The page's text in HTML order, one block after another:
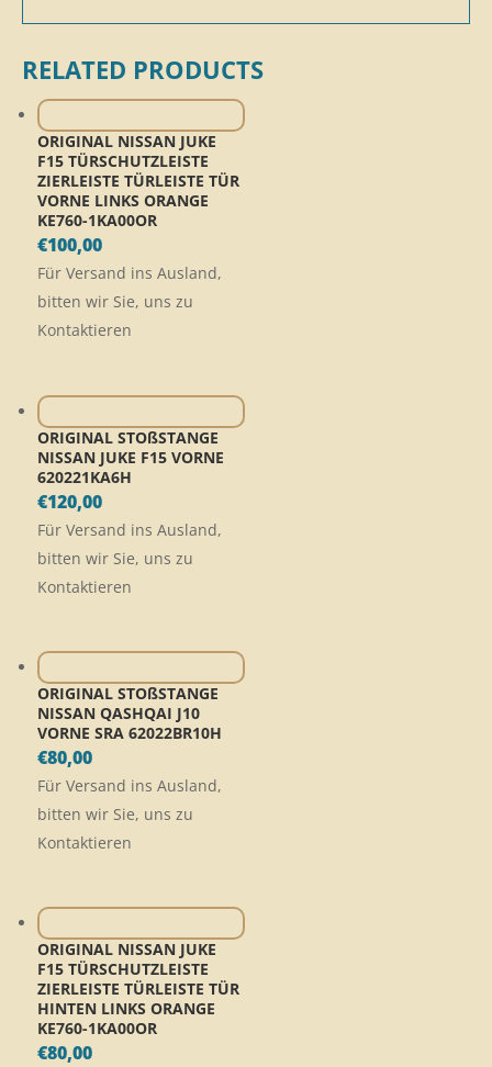
RELATED PRODUCTS
ORIGINAL NISSAN JUKE
F15 TÜRSCHUTZLEISTE
ZIERLEISTE TÜRLEISTE TÜR
VORNE LINKS ORANGE
KE760-1KA00OR
€100,00
Für Versand ins Ausland,
bitten wir Sie, uns zu
Kontaktieren
ORIGINAL STOßSTANGE
NISSAN JUKE F15 VORNE
620221KA6H
€120,00
Für Versand ins Ausland,
bitten wir Sie, uns zu
Kontaktieren
ORIGINAL STOßSTANGE
NISSAN QASHQAI J10
VORNE SRA 62022BR10H
€80,00
Für Versand ins Ausland,
bitten wir Sie, uns zu
Kontaktieren
ORIGINAL NISSAN JUKE
F15 TÜRSCHUTZLEISTE
ZIERLEISTE TÜRLEISTE TÜR
HINTEN LINKS ORANGE
KE760-1KA00OR
€80,00